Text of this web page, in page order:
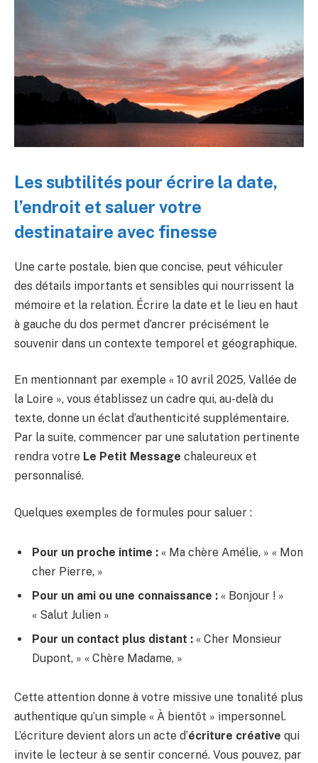
Les subtilités pour écrire la date,
l’endroit et saluer votre
destinataire avec finesse
Une carte postale, bien que concise, peut véhiculer
des détails importants et sensibles qui nourrissent la
mémoire et la relation. Écrire la date et le lieu en haut
à gauche du dos permet d’ancrer précisément le
souvenir dans un contexte temporel et géographique.
En mentionnant par exemple « 10 avril 2025, Vallée de
la Loire », vous établissez un cadre qui, au-delà du
texte, donne un éclat d’authenticité supplémentaire.
Par la suite, commencer par une salutation pertinente
rendra votre Le Petit Message chaleureux et
personnalisé.
Quelques exemples de formules pour saluer :
Pour un proche intime : « Ma chère Amélie, » « Mon
cher Pierre, »
Pour un ami ou une connaissance : « Bonjour ! »
« Salut Julien »
Pour un contact plus distant : « Cher Monsieur
Dupont, » « Chère Madame, »
Cette attention donne à votre missive une tonalité plus
authentique qu’un simple « À bientôt » impersonnel.
L’écriture devient alors un acte d’écriture créative qui
invite le lecteur à se sentir concerné. Vous pouvez, par